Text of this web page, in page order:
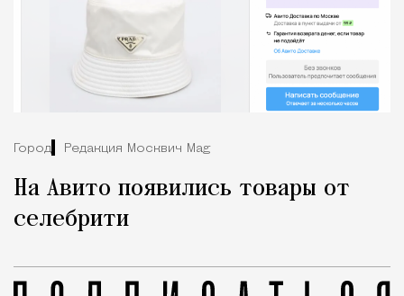
Город Редакция Москвич Mag
На Авито появились товары от
селебрити